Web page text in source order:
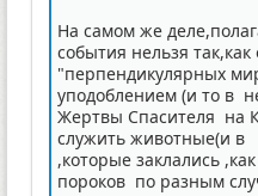
На самом же
события нельзя так,как
"перпендикулярных
уподоблением (и то в
Жертвы Спасителя на
служить животные(и
,которые заклались
пороков по разным